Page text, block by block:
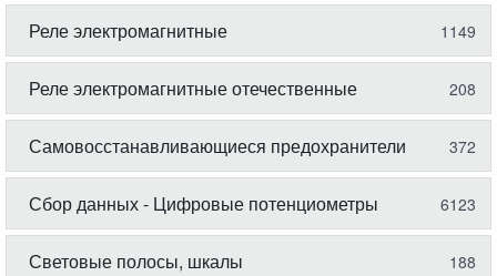
Реле электромагнитные 1149
Реле электромагнитные отечественные 208
Самовосстанавливающиеся предохранители 372
Сбор данных - Цифровые потенциометры 6123
Световые полосы, шкалы 188